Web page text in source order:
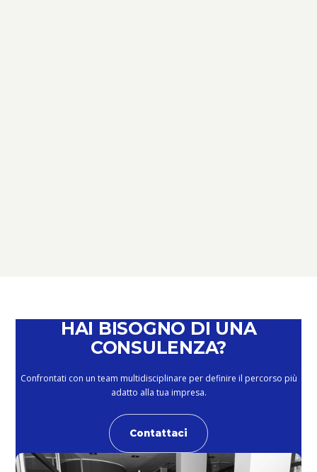
HAI BISOGNO DI UNA
CONSULENZA?
Confrontati con un team multidisciplinare per definire il percorso più
adatto alla tua impresa.
Contattaci